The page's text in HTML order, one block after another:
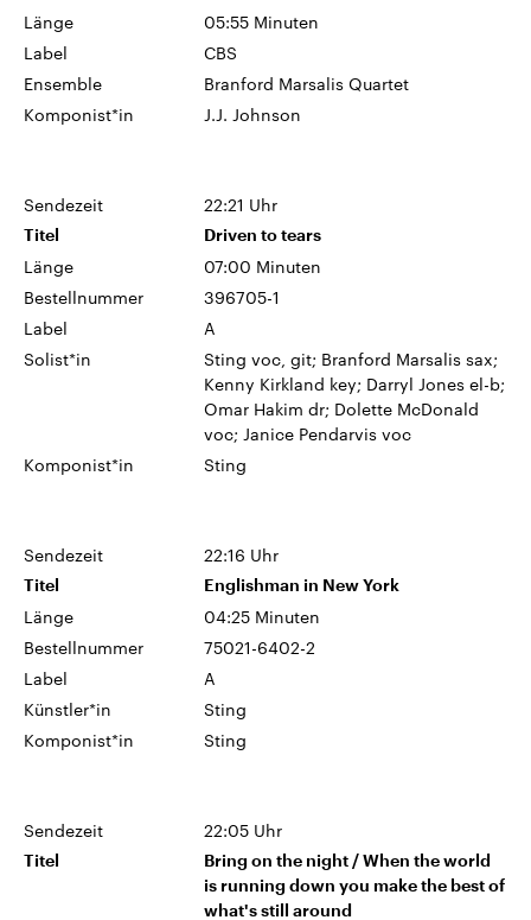
Länge
05:55 Minuten
Label
CBS
Ensemble
Branford Marsalis Quartet
Komponist*in
J.J. Johnson
Sendezeit 22:21 Uhr
Titel Driven to tears
Länge
07:00 Minuten
Bestellnummer
396705-1
Label
A
Solist*in
Sting voc, git; Branford Marsalis sax;
Kenny Kirkland key; Darryl Jones el-b;
Omar Hakim dr; Dolette McDonald
voc; Janice Pendarvis voc
Komponist*in
Sting
Sendezeit 22:16 Uhr
Titel Englishman in New York
Länge
04:25 Minuten
Bestellnummer
75021-6402-2
Label
A
Künstler*in
Sting
Komponist*in
Sting
Sendezeit 22:05 Uhr
Titel
Bring on the night / When the world
is running down you make the best of
what's still around